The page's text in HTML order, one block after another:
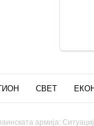
СВЕТ
армија: